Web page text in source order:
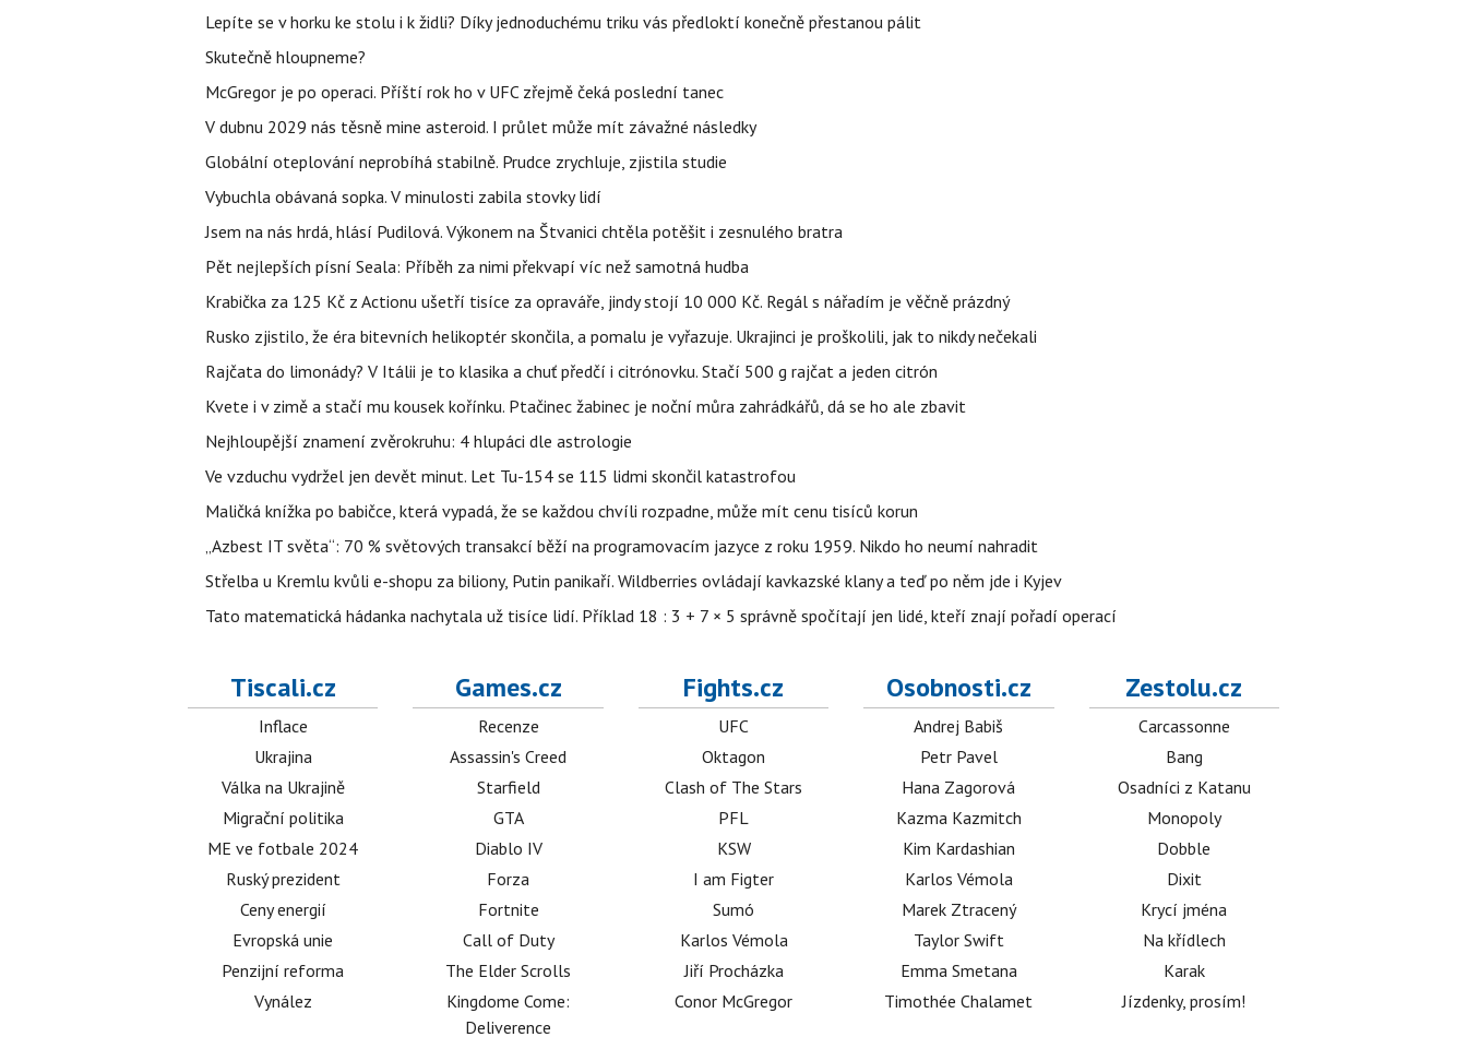
Lepíte se v horku ke stolu i k židli? Díky jednoduchému triku vás předloktí konečně přestanou pálit
Skutečně hloupneme?
McGregor je po operaci. Příští rok ho v UFC zřejmě čeká poslední tanec
V dubnu 2029 nás těsně mine asteroid. I průlet může mít závažné následky
Globální oteplování neprobíhá stabilně. Prudce zrychluje, zjistila studie
Vybuchla obávaná sopka. V minulosti zabila stovky lidí
Jsem na nás hrdá, hlásí Pudilová. Výkonem na Štvanici chtěla potěšit i zesnulého bratra
Pět nejlepších písní Seala: Příběh za nimi překvapí víc než samotná hudba
Krabička za 125 Kč z Actionu ušetří tisíce za opraváře, jindy stojí 10 000 Kč. Regál s nářadím je věčně prázdný
Rusko zjistilo, že éra bitevních helikoptér skončila, a pomalu je vyřazuje. Ukrajinci je proškolili, jak to nikdy nečekali
Rajčata do limonády? V Itálii je to klasika a chuť předčí i citrónovku. Stačí 500 g rajčat a jeden citrón
Kvete i v zimě a stačí mu kousek kořínku. Ptačinec žabinec je noční můra zahrádkářů, dá se ho ale zbavit
Nejhloupější znamení zvěrokruhu: 4 hlupáci dle astrologie
Ve vzduchu vydržel jen devět minut. Let Tu-154 se 115 lidmi skončil katastrofou
Maličká knížka po babičce, která vypadá, že se každou chvíli rozpadne, může mít cenu tisíců korun
„Azbest IT světa“: 70 % světových transakcí běží na programovacím jazyce z roku 1959. Nikdo ho neumí nahradit
Střelba u Kremlu kvůli e-shopu za biliony, Putin panikaří. Wildberries ovládají kavkazské klany a teď po něm jde i Kyjev
Tato matematická hádanka nachytala už tisíce lidí. Příklad 18 : 3 + 7 × 5 správně spočítají jen lidé, kteří znají pořadí operací
Tiscali.cz
Inflace
Ukrajina
Válka na Ukrajině
Migrační politika
ME ve fotbale 2024
Ruský prezident
Ceny energií
Evropská unie
Penzijní reforma
Vynález
Games.cz
Recenze
Assassin's Creed
Starfield
GTA
Diablo IV
Forza
Fortnite
Call of Duty
The Elder Scrolls
Kingdome Come:
Deliverence
Fights.cz
UFC
Oktagon
Clash of The Stars
PFL
KSW
I am Figter
Sumó
Karlos Vémola
Jiří Procházka
Conor McGregor
Osobnosti.cz
Andrej Babiš
Petr Pavel
Hana Zagorová
Kazma Kazmitch
Kim Kardashian
Karlos Vémola
Marek Ztracený
Taylor Swift
Emma Smetana
Timothée Chalamet
Zestolu.cz
Carcassonne
Bang
Osadníci z Katanu
Monopoly
Dobble
Dixit
Krycí jména
Na křídlech
Karak
Jízdenky, prosím!